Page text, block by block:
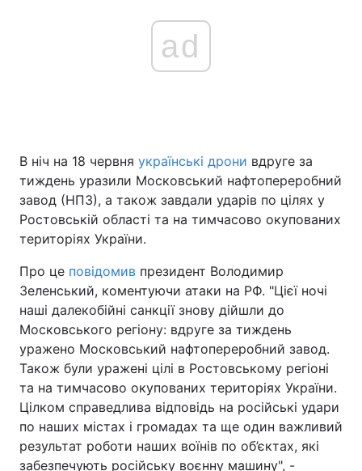
ad
В ніч на 18 червня українські дрони вдруге за
тиждень уразили Московський нафтопереробний
завод (НПЗ), а також завдали ударів по цілях у
Ростовській області та на тимчасово окупованих
територіях України.
Про це повідомив президент Володимир
Зеленський, коментуючи атаки на РФ. "Цієї ночі
наші далекобійні санкції знову дійшли до
Московського регіону: вдруге за тиждень
уражено Московський нафтопереробний завод.
Також були уражені цілі в Ростовському регіоні
та на тимчасово окупованих територіях України.
Цілком справедлива відповідь на російські удари
по наших містах і громадах та ще один важливий
результат роботи наших воїнів по об’єктах, які
забезпечують російську воєнну машину", -